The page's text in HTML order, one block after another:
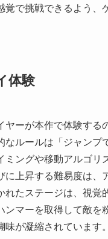
覚で挑戦できるよう、
体験
ヤーが本作で体験する
なルールは「ジャンプ
ミングや移動アルゴリ
に上昇する難易度は、
れたステージは、視覚
ンマーを取得して敵を
味が凝縮されています。